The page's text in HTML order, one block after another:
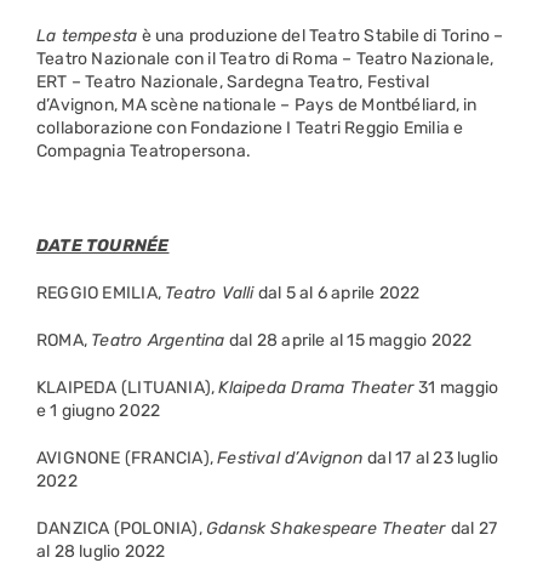
La tempesta è una produzione del Teatro Stabile di Torino –
Teatro Nazionale con il Teatro di Roma – Teatro Nazionale,
ERT – Teatro Nazionale, Sardegna Teatro, Festival
d’Avignon, MA scène nationale – Pays de Montbéliard, in
collaborazione con Fondazione I Teatri Reggio Emilia e
Compagnia Teatropersona.
DATE TOURNÉE
REGGIO EMILIA, Teatro Vallidal 5 al 6 aprile 2022
ROMA, Teatro Argentina dal 28 aprile al 15 maggio 2022
KLAIPEDA (LITUANIA),Klaipeda Drama Theater31 maggio
e 1 giugno 2022
AVIGNONE (FRANCIA),Festival d’Avignondal 17 al 23 luglio
2022
DANZICA (POLONIA), Gdansk Shakespeare Theater dal 27
al 28 luglio 2022